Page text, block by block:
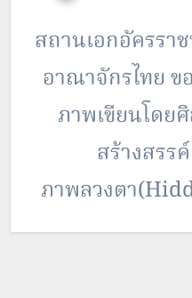
สถานเอกอัครรา
อาณาจักรไทย
ภาพเขียนโดย
สร้างสรร
ภาพลวงตา
นาย อันดรีย์ เบ